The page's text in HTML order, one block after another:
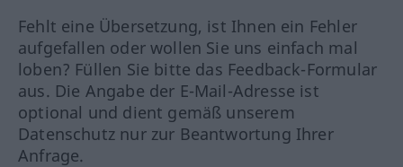
Fehlt eine Übersetzung, ist Ihnen ein Fehler
aufgefallen oder wollen Sie uns einfach mal
loben? Füllen Sie bitte das Feedback-Formular
aus. Die Angabe der E-Mail-Adresse ist
optional und dient gemäß unserem
Datenschutz nur zur Beantwortung Ihrer
Anfrage.